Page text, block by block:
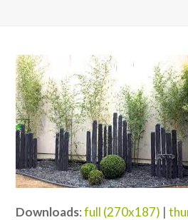
Downloads:full (270x187) |